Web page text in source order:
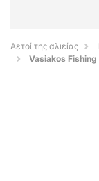
Αετοί της αλιείας
Vasiakos Fishing